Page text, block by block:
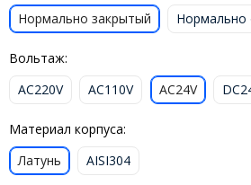
Нормально закрытый
Нормально
Вольтаж:
AC220V
AC110V AC24V
Материал корпуса:
Латунь
AISI304